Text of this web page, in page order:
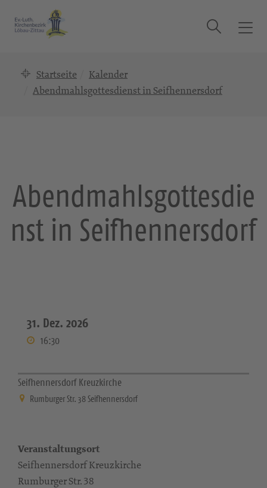
T
a
t
Suche
Startseite
Kalender
Abendmahlsgottesdienst in Seifhennersdorf
Abendmahlsgottesdie
nst in Seifhennersdorf
31. Dez. 2026
16:30
Seifhennersdorf Kreuzkirche
Rumburger Str. 38 Seifhennersdorf
Veranstaltungsort
Seifhennersdorf Kreuzkirche
Rumburger Str. 38